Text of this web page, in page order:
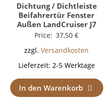
Dichtung / Dichtleiste
Beifahrertür Fenster
Außen LandCruiser J7
Price: 37,50€
zzgl.Versandkosten
Lieferzeit: 2-5 Werktage
In den Warenkorb